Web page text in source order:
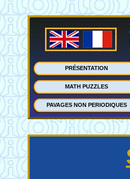
PRÉSENTATION
MATH PUZZLES
PAVAGES NON PERIODIQUES